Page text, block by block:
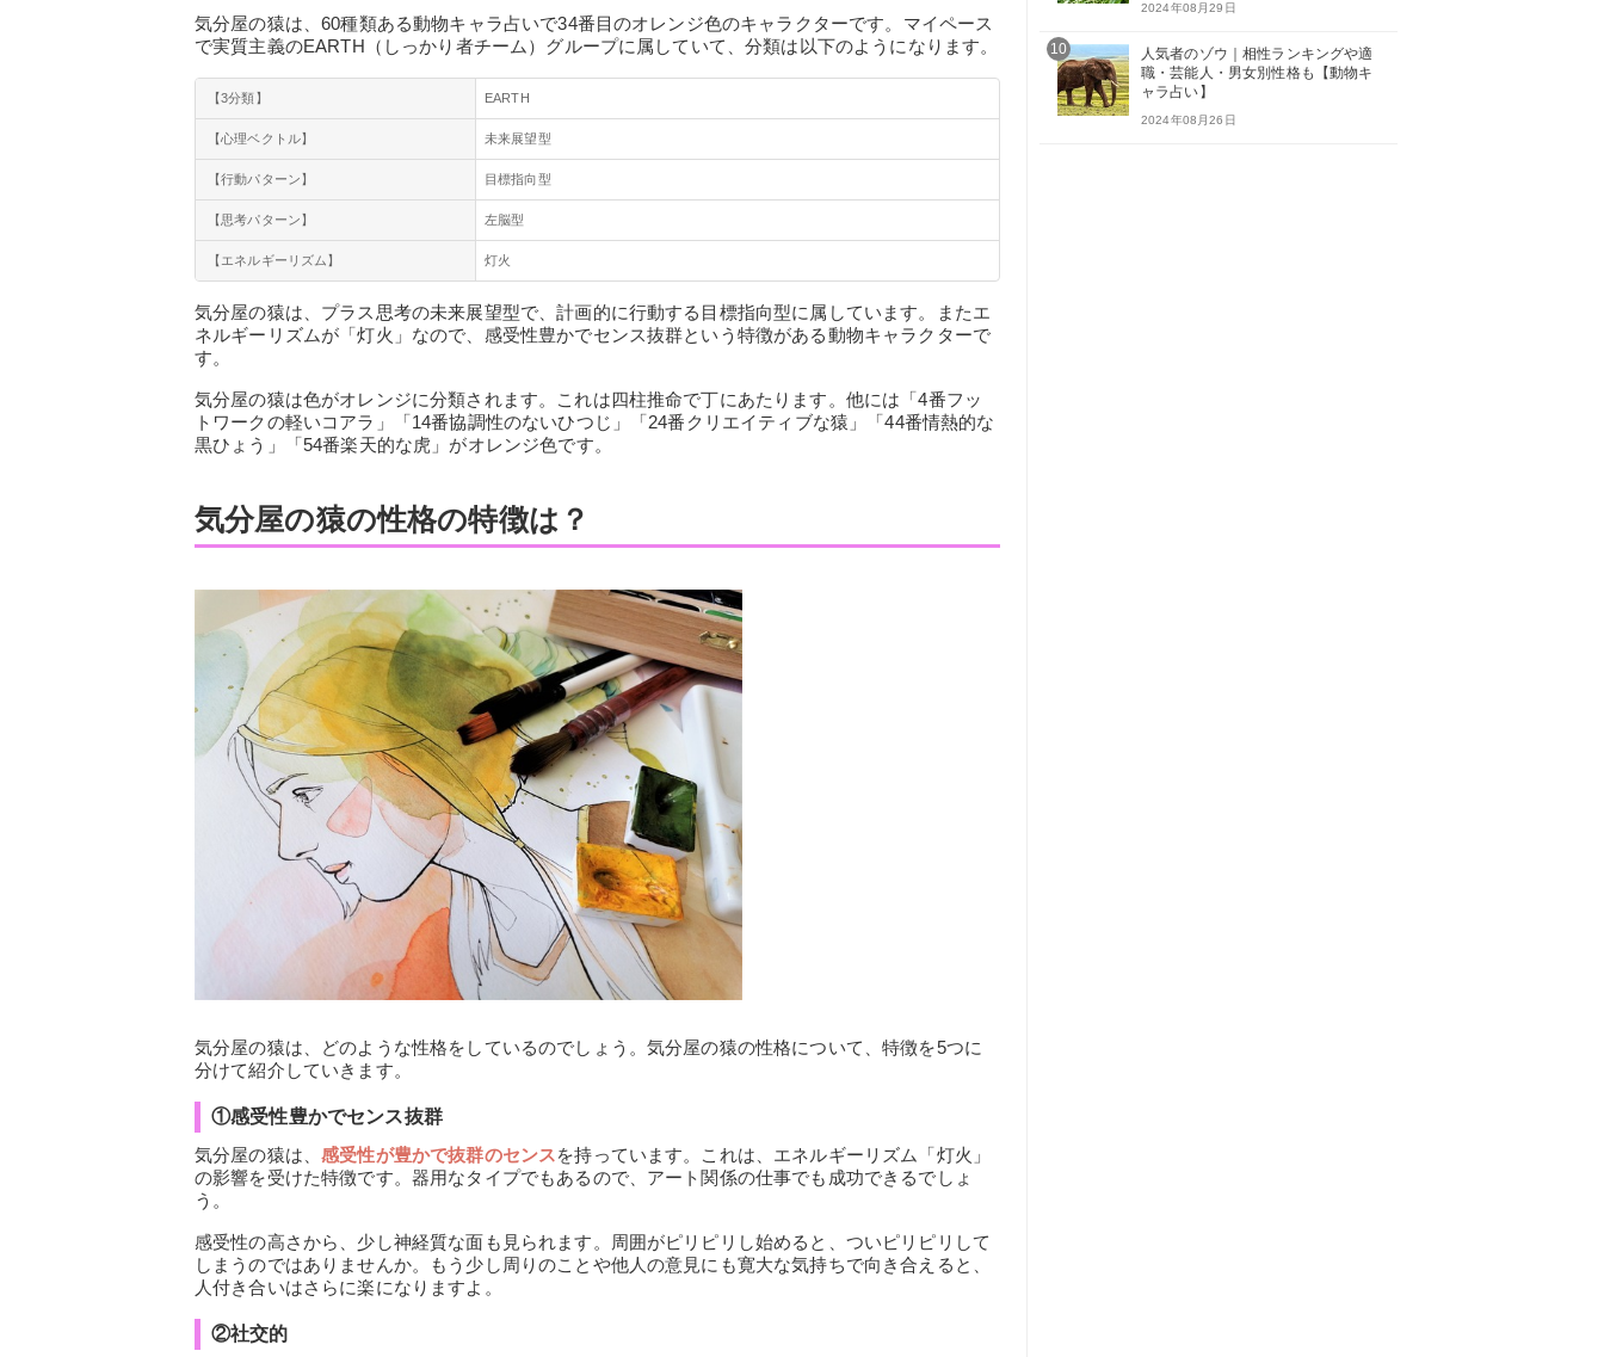
気分屋の猿は、60種類ある動物キャラ占いで34番目のオレンジ色のキャラクターです。マイペース
で実質主義のEARTH（しっかり者チーム）グループに属していて、分類は以下のようになります。
【3分類】 EARTH
【心理ベクトル】 未来展望型
【行動パターン】 目標指向型
【思考パターン】 左脳型
【エネルギーリズム】 灯火
気分屋の猿は、プラス思考の未来展望型で、計画的に行動する目標指向型に属しています。またエ
ネルギーリズムが「灯火」なので、感受性豊かでセンス抜群という特徴がある動物キャラクターで
す。
気分屋の猿は色がオレンジに分類されます。これは四柱推命で丁にあたります。他には「4番フッ
トワークの軽いコアラ」「14番協調性のないひつじ」「24番クリエイティブな猿」「44番情熱的な
黒ひょう」「54番楽天的な虎」がオレンジ色です。
気分屋の猿の性格の特徴は？
気分屋の猿は、どのような性格をしているのでしょう。気分屋の猿の性格について、特徴を5つに
分けて紹介していきます。
①感受性豊かでセンス抜群
気分屋の猿は、感受性が豊かで抜群のセンスを持っています。これは、エネルギーリズム「灯火」
の影響を受けた特徴です。器用なタイプでもあるので、アート関係の仕事でも成功できるでしょ
う。
感受性の高さから、少し神経質な面も見られます。周囲がピリピリし始めると、ついピリピリして
しまうのではありませんか。もう少し周りのことや他人の意見にも寛大な気持ちで向き合えると、
人付き合いはさらに楽になりますよ。
②社交的
2024年08月29日
10
人気者のゾウ｜相性ランキングや適
職・芸能人・男女別性格も【動物キ
ャラ占い】
2024年08月26日